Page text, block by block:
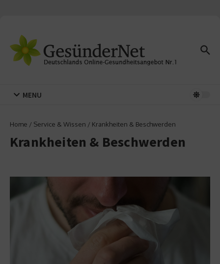
MENU
Home / Service & Wissen / Krankheiten & Beschwerden
Krankheiten & Beschwerden